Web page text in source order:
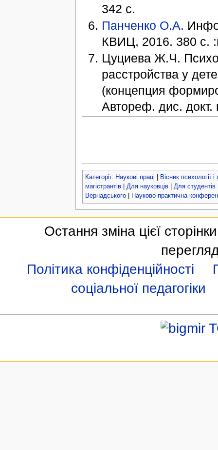
342 с.
Панченко О.А.
КВИЦ, 2016. 380 с.
Цуциева Ж.Ч.
расстройства у
(концепция
Автореф. дис.
Категорії: Наукові праці
Вісник психології
магістрантів| Для науковців| Для студентів
Вернадського| Науково-практична
Остання зміна цієї
Політика конфіденційності
соціальної педагогіки